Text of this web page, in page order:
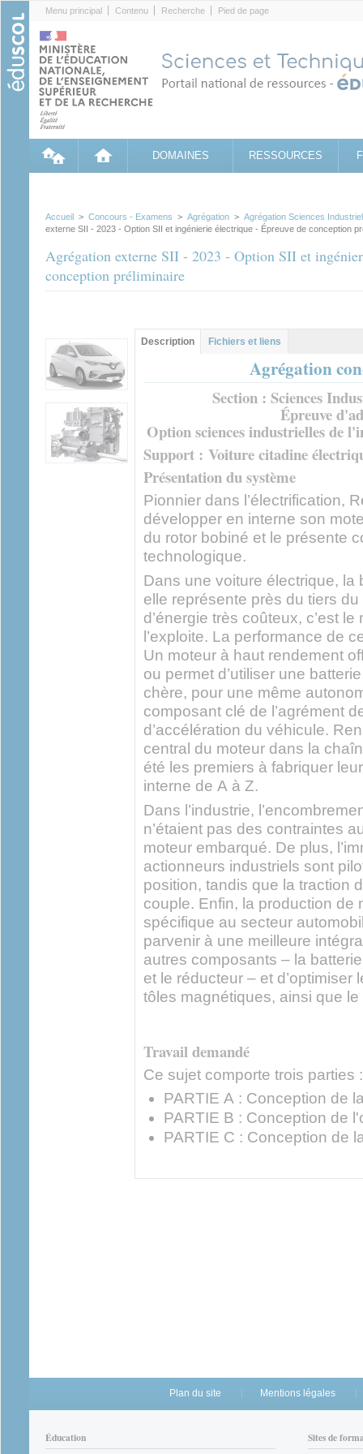
Menu principal Contenu Recherche Pied de page
DOMAINES RESSOURCES
Accueil > Concours - Examens > Agrégation > Agrégation Sciences
externe SII - 2023 - Option SII et ingénierie électrique - Épreuve de conception
Agrégation externe SII - 2023 - Option SII et
conception préliminaire
Groupe principal
Description (onglet
actif)
Fichiers et liens
Agrégation
Section : Sciences
Épreuve
Option sciences industrielles de
Support : Voiture citadine
Présentation du système
Pionnier dans l’électrification,
développer en interne son
du rotor bobiné et le présente
technologique.
Dans une voiture électrique, la
elle représente près du tiers
d’énergie très coûteux, c’est
l’exploite. La performance de
Un moteur à haut rendement
ou permet d’utiliser une
chère, pour une même
composant clé de l’agrément
d’accélération du véhicule.
central du moteur dans la
été les premiers à fabriquer
interne de A à Z.
Dans l’industrie,
n’étaient pas des contraintes
moteur embarqué. De plus,
actionneurs industriels sont
position, tandis que la traction
couple. Enfin, la production de
spécifique au secteur
parvenir à une meilleure
autres composants – la
et le réducteur – et d’optimiser
tôles magnétiques, ainsi que
Travail demandé
Ce sujet comporte trois parties :
PARTIE A : Conception de
PARTIE B : Conception de
PARTIE C : Conception de
Plan du site Mentions légales
Éducation Sites de